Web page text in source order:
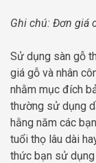
Ghi chú: Đơn giá
Sử dụng sàn gỗ
giá gỗ và nhân
nhằm mục đích
thường sử dụng
hằng năm các
tuổi thọ lâu dài
thức bạn sử